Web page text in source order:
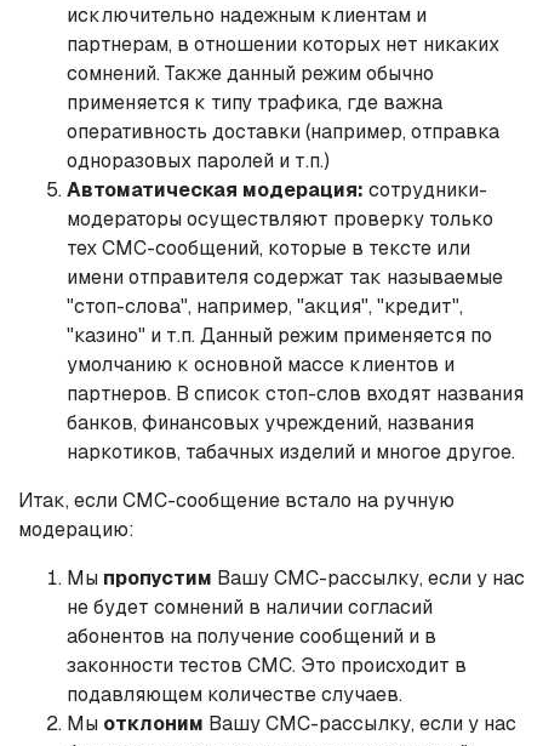
исключительно надежным клиентам и
партнерам, в отношении которых нет никаких
сомнений. Также данный режим обычно
применяется к типу трафика, где важна
оперативность доставки (например, отправка
одноразовых паролей и т.п.)
Автоматическая модерация: сотрудники-
модераторы осуществляют проверку только
тех СМС-сообщений, которые в тексте или
имени отправителя содержат так называемые
"стоп-слова", например, "акция", "кредит",
"казино" и т.п. Данный режим применяется по
умолчанию к основной массе клиентов и
партнеров. В список стоп-слов входят названия
банков, финансовых учреждений, названия
наркотиков, табачных изделий и многое другое.
Итак, если СМС-сообщение встало на ручную
модерацию:
Мы пропустим Вашу СМС-рассылку, если у нас
не будет сомнений в наличии согласий
абонентов на получение сообщений и в
законности тестов СМС. Это происходит в
подавляющем количестве случаев.
Мы отклоним Вашу СМС-рассылку, если у нас